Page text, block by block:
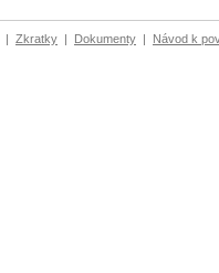
| Zkratky | Dokumenty | Návod k